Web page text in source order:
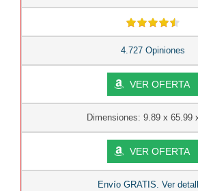
4.727 Opiniones
VER OFERTA
Dimensiones: 9.89 x 65.99
VER OFERTA
Envío GRATIS. Ver